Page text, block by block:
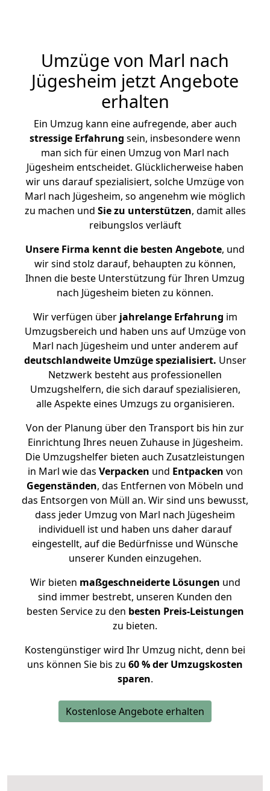
Umzüge von Marl nach
Jügesheim jetzt Angebote
erhalten
Ein Umzug kann eine aufregende, aber auch
stressige Erfahrung sein, insbesondere wenn
man sich für einen Umzug von Marl nach
Jügesheim entscheidet. Glücklicherweise haben
wir uns darauf spezialisiert, solche Umzüge von
Marl nach Jügesheim, so angenehm wie möglich
zu machen und Sie zu unterstützen, damit alles
reibungslos verläuft
Unsere Firma kennt die besten Angebote, und
wir sind stolz darauf, behaupten zu können,
Ihnen die beste Unterstützung für Ihren Umzug
nach Jügesheim bieten zu können.
Wir verfügen überjahrelange Erfahrung im
Umzugsbereich und haben uns auf Umzüge von
Marl nach Jügesheim und unter anderem auf
deutschlandweite Umzüge spezialisiert. Unser
Netzwerk besteht aus professionellen
Umzugshelfern, die sich darauf spezialisieren,
alle Aspekte eines Umzugs zu organisieren.
Von der Planung über den Transport bis hin zur
Einrichtung Ihres neuen Zuhause in Jügesheim.
Die Umzugshelfer bieten auch Zusatzleistungen
in Marl wie das Verpacken und Entpacken von
Gegenständen, das Entfernen von Möbeln und
das Entsorgen von Müll an. Wir sind uns bewusst,
dass jeder Umzug von Marl nach Jügesheim
individuell ist und haben uns daher darauf
eingestellt, auf die Bedürfnisse und Wünsche
unserer Kunden einzugehen.
Wir bieten maßgeschneiderte Lösungen und
sind immer bestrebt, unseren Kunden den
besten Service zu den besten Preis-Leistungen
zu bieten.
Kostengünstiger wird Ihr Umzug nicht, denn bei
uns können Sie bis zu 60 % der Umzugskosten
sparen.
Kostenlose Angebote erhalten